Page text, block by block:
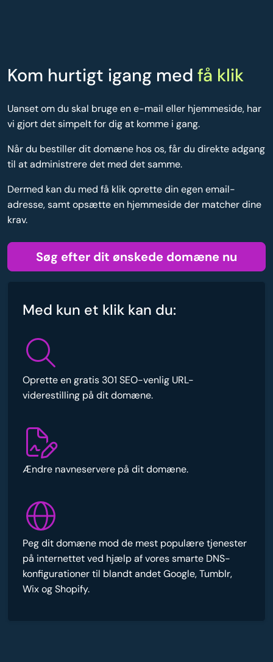
Kom hurtigt igang med få klik
Uanset om du skal bruge en e-mail eller hjemmeside, har
vi gjort det simpelt for dig at komme i gang.
Når du bestiller dit domæne hos os, får du direkte adgang
til at administrere det med det samme.
Dermed kan du med få klik oprette din egen email-
adresse, samt opsætte en hjemmeside der matcher dine
krav.
Søg efter dit ønskede domæne nu
Med kun et klik kan du:
Oprette en gratis 301 SEO-venlig URL-
viderestilling på dit domæne.
Ændre navneservere på dit domæne.
Peg dit domæne mod de mest populære tjenester
på internettet ved hjælp af vores smarte DNS-
konfigurationer til blandt andet Google, Tumblr,
Wix og Shopify.